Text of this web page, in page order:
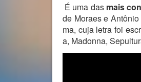
É uma das mais
de Moraes e
ma, cuja letra foi
a, Madonna,